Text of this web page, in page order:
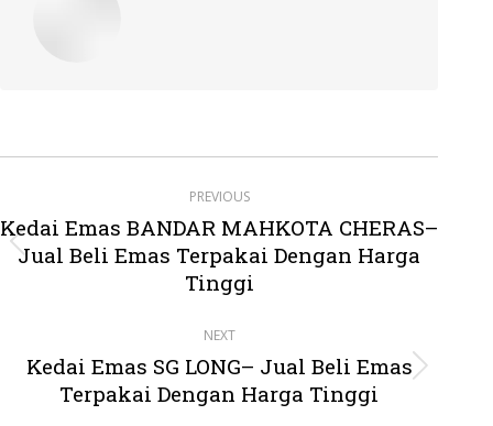
navigation
PREVIOUS
Previous
post:
Kedai Emas BANDAR MAHKOTA CHERAS–
Jual Beli Emas Terpakai Dengan Harga
Tinggi
NEXT
Next
post:
Kedai Emas SG LONG– Jual Beli Emas
Terpakai Dengan Harga Tinggi